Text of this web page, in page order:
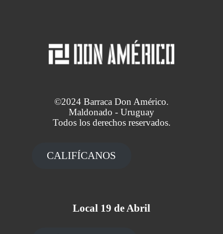
©2024 Barraca Don Américo.
Maldonado - Uruguay
Todos los derechos reservados.
CALIFÍCANOS
Local 19 de Abril